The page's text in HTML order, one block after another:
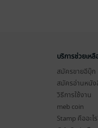
บริการช่วยเหลื
สมัครขายอีบุ๊ก
สมัครอ่านหนัง
วิธีการใช้งาน
meb coin
Stamp คืออะไ